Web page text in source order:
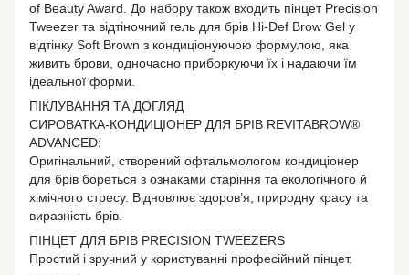
of Beauty Award. До набору також входить пінцет Precision
Tweezer та відтіночний гель для брів Hi-Def Brow Gel у
відтінку Soft Brown з кондиціонуючою формулою, яка
живить брови, одночасно приборкуючи їх і надаючи їм
ідеальної форми.
ПІКЛУВАННЯ ТА ДОГЛЯД
СИРОВАТКА-КОНДИЦІОНЕР ДЛЯ БРІВ REVITABROW®
ADVANCED:
Оригінальний, створений офтальмологом кондиціонер
для брів бореться з ознаками старіння та екологічного й
хімічного стресу. Відновлює здоров’я, природну красу та
виразність брів.
ПІНЦЕТ ДЛЯ БРІВ PRECISION TWEEZERS
Простий і зручний у користуванні професійний пінцет.